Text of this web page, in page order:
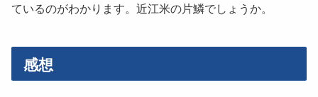
ているのがわかります。近江米の片鱗でしょうか。
感想